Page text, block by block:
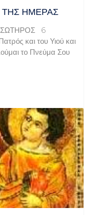
ΤΗΣ ΗΜΈΡΑΣ
6
και του Υιού και
το Πνεύμα Σου